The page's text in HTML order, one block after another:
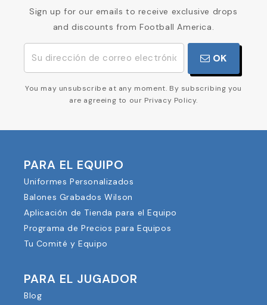
Sign up for our emails to receive exclusive drops
and discounts from Football America.
OK
You may unsubscribe at any moment. By subscribing you
are agreeing to our Privacy Policy.
PARA EL EQUIPO
Uniformes Personalizados
Balones Grabados Wilson
Aplicación de Tienda para el Equipo
Programa de Precios para Equipos
Tu Comité y Equipo
PARA EL JUGADOR
Blog